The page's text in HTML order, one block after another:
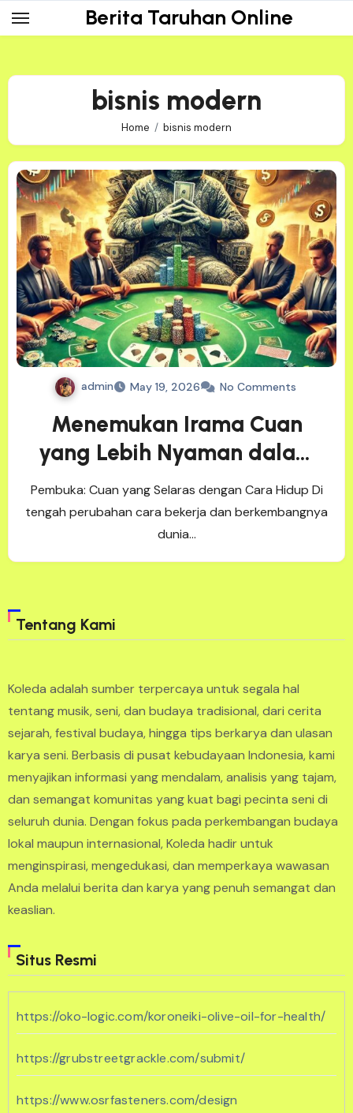
Skip
to
Berita Taruhan Online
bisnis modern
Home bisnis modern
admin May 19, 2026 No Comments
Menemukan Irama Cuan
yang Lebih Nyaman dalam
Bisnis Modern Redaksi
Harmoni Usaha 10 Mei 2026
Pembuka: Cuan yang Selaras dengan Cara Hidup Di
tengah perubahan cara bekerja dan berkembangnya
dunia…
Tentang Kami
Koleda adalah sumber terpercaya untuk segala hal
tentang musik, seni, dan budaya tradisional, dari cerita
sejarah, festival budaya, hingga tips berkarya dan ulasan
karya seni. Berbasis di pusat kebudayaan Indonesia, kami
menyajikan informasi yang mendalam, analisis yang tajam,
dan semangat komunitas yang kuat bagi pecinta seni di
seluruh dunia. Dengan fokus pada perkembangan budaya
lokal maupun internasional, Koleda hadir untuk
menginspirasi, mengedukasi, dan memperkaya wawasan
Anda melalui berita dan karya yang penuh semangat dan
keaslian.
Situs Resmi
https://oko-logic.com/koroneiki-olive-oil-for-health/
https://grubstreetgrackle.com/submit/
https://www.osrfasteners.com/design